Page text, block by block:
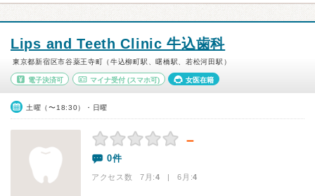
Lips and Teeth Clinic 牛込歯科
東京都新宿区市谷薬王寺町（牛込柳町駅、曙橋駅、若松河田駅）
電子決済可 マイナ受付(スマホ可) 女医在籍
土曜（〜18:30）・日曜
－
0件
アクセス数 7月:4 | 6月:4